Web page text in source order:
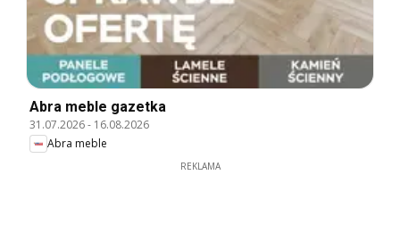
Abra meble gazetka
31.07.2026- 16.08.2026
Abra meble
REKLAMA